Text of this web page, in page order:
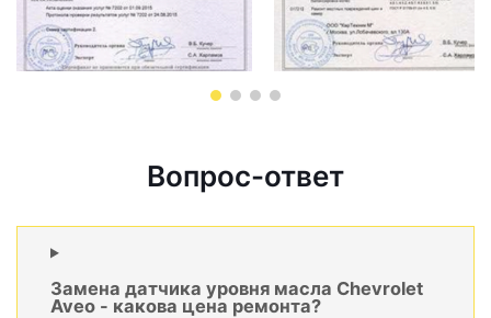
Вопрос-ответ
Замена датчика уровня масла Chevrolet
Aveo - какова цена ремонта?